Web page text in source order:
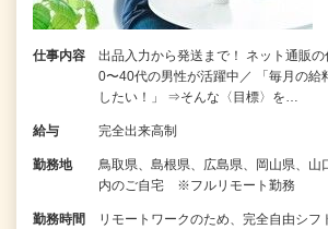
仕事内容
出品入力から発送まで！ ネット通販
0〜40代の男性が活躍中／ 「毎月の給
したい！」 ⇒そんな〈目標〉を…
給与 完全出来高制
勤務地
鳥取県、島根県、広島県、岡山県、山
内のご自宅 ※フルリモート勤務
勤務時間
リモートワークのため、完全自由シフ